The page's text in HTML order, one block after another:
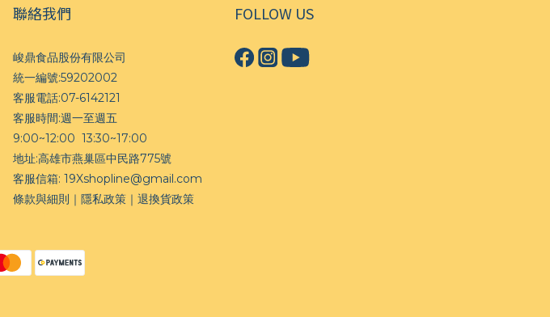
聯絡我們
峻鼎食品股份有限公司
統一編號:59202002
客服電話:07-6142121
客服時間:週一至週五
9:00~12:00 13:30~17:00
地址:高雄市燕巢區中民路775號
客服信箱: 19Xshopline@gmail.com
條款與細則 ｜ 隱私政策｜ 退換貨政策
FOLLOW US